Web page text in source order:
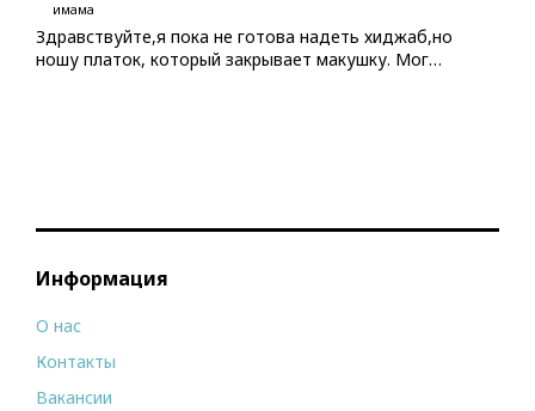
имама
Здравствуйте,я пока не готова надеть хиджаб,но
ношу платок, который закрывает макушку. Мог…
Информация
О нас
Контакты
Вакансии